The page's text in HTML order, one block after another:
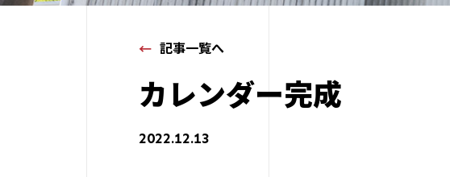
記事一覧へ
カレンダー完成
2022.12.13